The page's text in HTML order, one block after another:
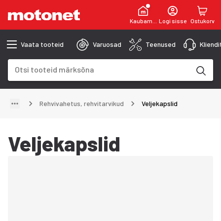
KaubamajaLogi sisse Ostukorv
Vaata tooteid Varuosad Teenused
Rehvivahetus, rehvitarvikud Veljekapslid
Veljekapslid